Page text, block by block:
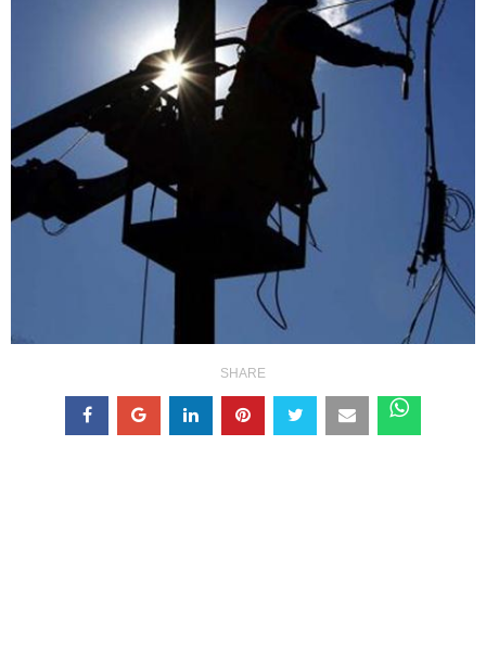
SHARE